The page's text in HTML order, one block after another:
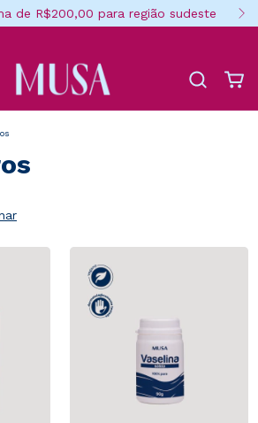
de R$200,00 para região sudeste